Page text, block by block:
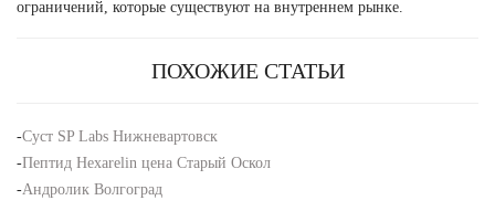
ограничений, которые существуют на внутреннем рынке.
ПОХОЖИЕ СТАТЬИ
-Суст SP Labs Нижневартовск
-Пептид Hexarelin цена Старый Оскол
-Андролик Волгоград